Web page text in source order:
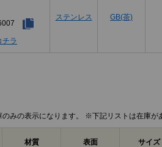
チラ
ステンレス GB(茶)
みの表示になります。 ※下記リストは在庫が
材質 表面 サイズ